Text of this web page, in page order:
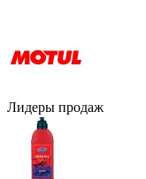
Лидеры продаж